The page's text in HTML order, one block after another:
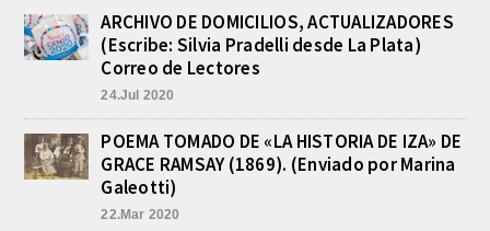
ARCHIVO DE DOMICILIOS, ACTUALIZADORES
(Escribe: Silvia Pradelli desde La Plata)
Correo de Lectores
24.Jul 2020
POEMA TOMADO DE «LA HISTORIA DE IZA» DE
GRACE RAMSAY (1869). (Enviado por Marina
Galeotti)
22.Mar 2020